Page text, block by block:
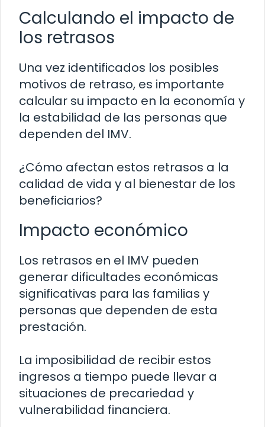
Calculando el impacto de
los retrasos
Una vez identificados los posibles
motivos de retraso, es importante
calcular su impacto en la economía y
la estabilidad de las personas que
dependen del IMV.
¿Cómo afectan estos retrasos a la
calidad de vida y al bienestar de los
beneficiarios?
Impacto económico
Los retrasos en el IMV pueden
generar dificultades económicas
significativas para las familias y
personas que dependen de esta
prestación.
La imposibilidad de recibir estos
ingresos a tiempo puede llevar a
situaciones de precariedad y
vulnerabilidad financiera.